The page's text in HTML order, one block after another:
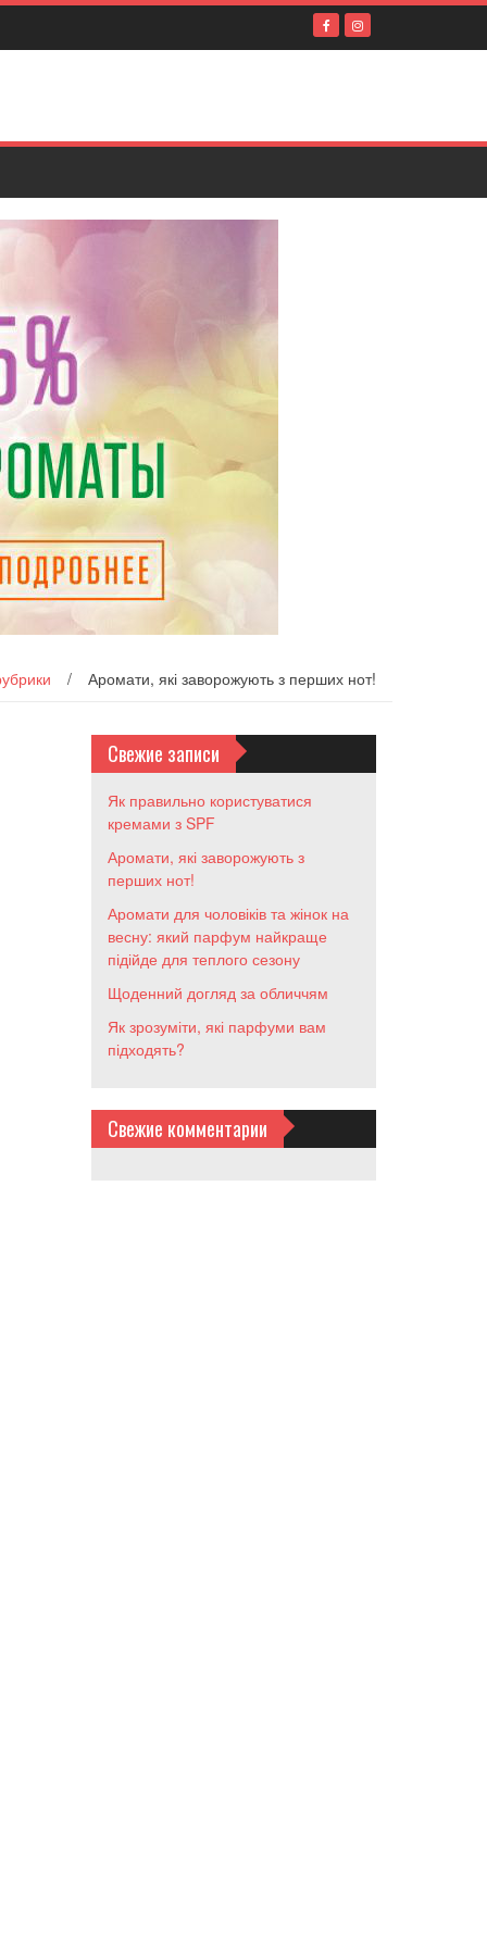
/ Аромати, які заворожують з перших нот!
Свежие записи
Як правильно користуватися
кремами з SPF
Аромати, які заворожують з
перших нот!
Аромати для чоловіків та жінок на
весну: який парфум найкраще
підійде для теплого сезону
Щоденний догляд за обличчям
Як зрозуміти, які парфуми вам
підходять?
Свежие комментарии